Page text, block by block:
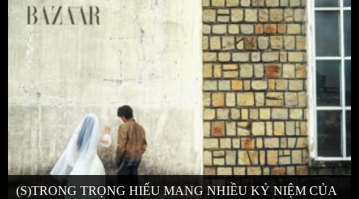
(S)TRONG TRỌNG HIẾU MANG NHIỀU KỶ NIỆM CỦA